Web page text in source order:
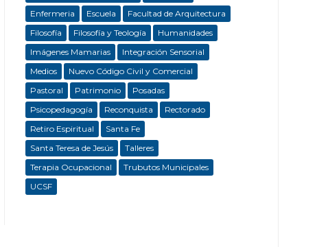
Enfermeria
Escuela
Facultad de Arquitectura
Filosofía
Filosofía y Teología
Humanidades
Imágenes Mamarias
Integración Sensorial
Medios
Nuevo Código Civil y Comercial
Pastoral
Patrimonio
Posadas
Psicopedagogía
Reconquista
Rectorado
Retiro Espiritual
Santa Fe
Santa Teresa de Jesús
Talleres
Terapia Ocupacional
Trubutos Municipales
UCSF